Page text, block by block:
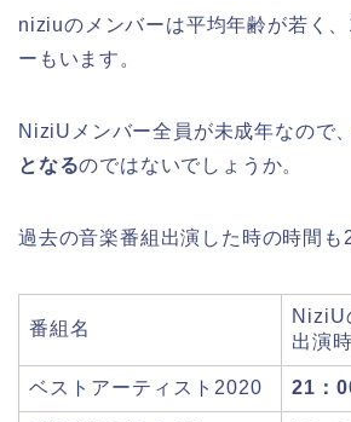
niziuのメンバーは平均年齢が若く
ーもいます。
NiziUメンバー全員が未成年なので
となるのではないでしょうか。
過去の音楽番組出演した時の時間も
番組名
NiziU
出演
ベストアーティスト2020 21：